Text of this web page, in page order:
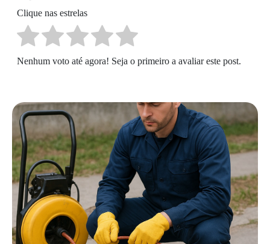
Clique nas estrelas
Nenhum voto até agora! Seja o primeiro a avaliar este post.